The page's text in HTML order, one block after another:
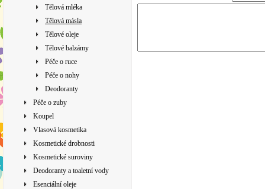
Tělová mléka
Tělová másla
Tělové oleje
Tělové balzámy
Péče o ruce
Péče o nohy
Deodoranty
Péče o zuby
Koupel
Vlasová kosmetika
Kosmetické drobnosti
Kosmetické suroviny
Deodoranty a toaletní vody
Esenciální oleje